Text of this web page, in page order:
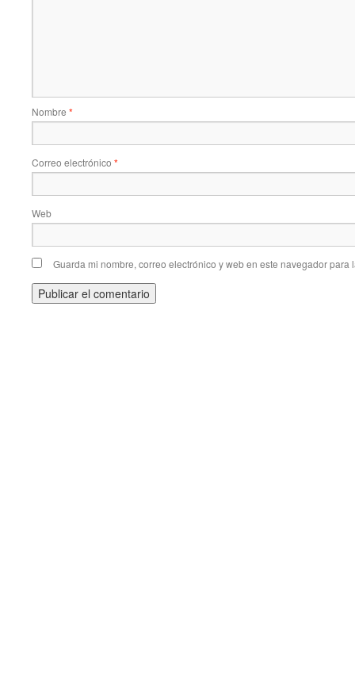
Nombre *
Correo electrónico *
Web
Guarda mi nombre, correo electrónico y web en este navegador para